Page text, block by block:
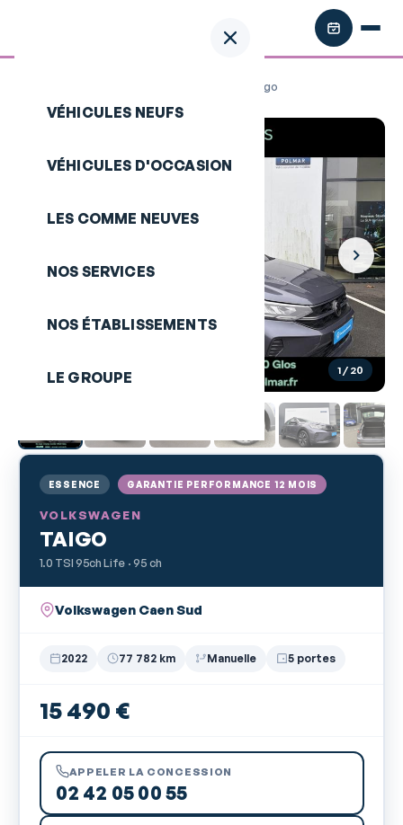
VÉHICULES NEUFS
VÉHICULES D'OCCASION
LES COMME NEUVES
NOS SERVICES
NOS ÉTABLISSEMENTS
LE GROUPE
VOLKSWAGEN Taigo
1/ 20
ESSENCE GARANTIE PERFORMANCE 12 MOIS
VOLKSWAGEN
TAIGO
1.0 TSI 95ch Life · 95 ch
Volkswagen Caen Sud
2022 77 782 km Manuelle 5 portes
15 490 €
APPELER LA CONCESSION
02 42 05 00 55